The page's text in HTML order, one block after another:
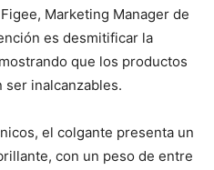
Marketing Manager de
es desmitificar la
que los productos
ser inalcanzables.
el colgante presenta un
con un peso de entre